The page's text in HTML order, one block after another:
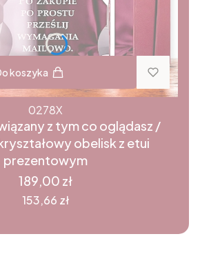
koszyka
0278X
z tym co oglądasz /
obelisk z etui
prezentowym
Cena
189,00 zł
Cena
153,66 zł